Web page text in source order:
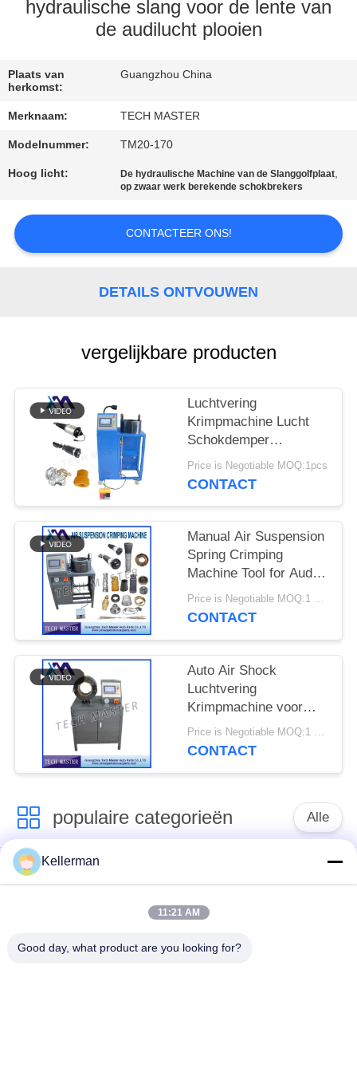
CONTACT
MET
NIEUWS
EEN
OFFERTE
SITEMAP
PRIVACY
BELEID
hydraulische slang voor de lente van
de audilucht plooien
Plaats van
herkomst:
Guangzhou China
Merknaam: TECH MASTER
Modelnummer: TM20-170
Hoog licht: De hydraulische Machine van de Slanggolfplaat,
op zwaar werk berekende schokbrekers
CONTACTEER ONS!
DETAILS ONTVOUWEN
vergelijkbare producten
Luchtvering
Krimpmachine Lucht
Schokdemper
Krimpmachine Met
Scherm Montage
Price is Negotiable MOQ:1pcs
CONTACT
Manual Air Suspension
Spring Crimping
Machine Tool for Audi
Air Suspension Shock
Crimping Machine
Price is Negotiable MOQ:1 set
CONTACT
Auto Air Shock
Luchtvering
Krimpmachine voor
Mercedes / BMW
Luchtvering
Price is Negotiable MOQ:1 set
CONTACT
populaire categorieën Alle
De Schok van de
luchtopschorting
luchtopschorting
Benz de Delen
BMW-de Delen van
Kellerman
11:21 AM
Good day, what product are you looking for?